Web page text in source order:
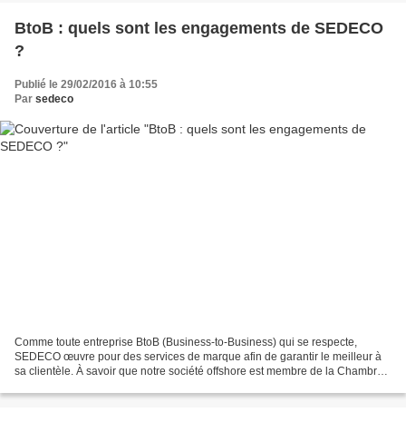
BtoB : quels sont les engagements de SEDECO
?
Publié le 29/02/2016 à 10:55
Par sedeco
Comme toute entreprise BtoB (Business-to-Business) qui se respecte,
SEDECO œuvre pour des services de marque afin de garantir le meilleur à
sa clientèle. À savoir que notre société offshore est membre de la Chambre